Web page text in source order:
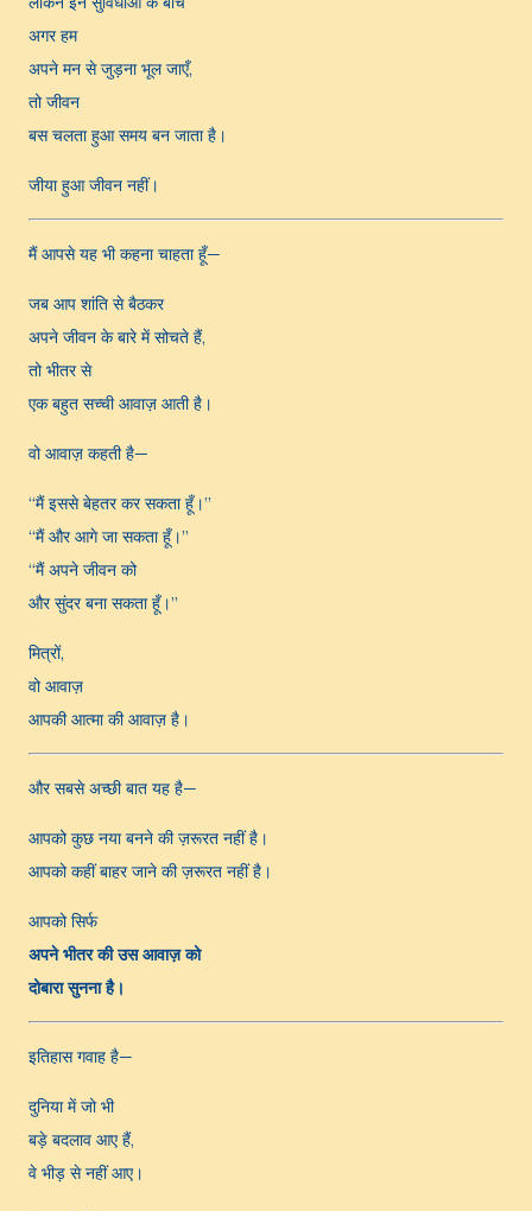
अगर हम
अपने मन से जुड़ना भूल जाएँ,
तो जीवन
बस चलता हुआ समय बन जाता है।
जीया हुआ जीवन नहीं।
मैं आपसे यह भी कहना चाहता हूँ—
जब आप शांति से बैठकर
अपने जीवन के बारे में सोचते हैं,
तो भीतर से
एक बहुत सच्ची आवाज़ आती है।
वो आवाज़ कहती है—
“मैं इससे बेहतर कर सकता हूँ।”
“मैं और आगे जा सकता हूँ।”
“मैं अपने जीवन को
और सुंदर बना सकता हूँ।”
मित्रों,
वो आवाज़
आपकी आत्मा की आवाज़ है।
और सबसे अच्छी बात यह है—
आपको कुछ नया बनने की ज़रूरत नहीं है।
आपको कहीं बाहर जाने की ज़रूरत नहीं है।
आपको सिर्फ
अपने भीतर की उस आवाज़ को
दोबारा सुनना है।
इतिहास गवाह है—
दुनिया में जो भी
बड़े बदलाव आए हैं,
वे भीड़ से नहीं आए।